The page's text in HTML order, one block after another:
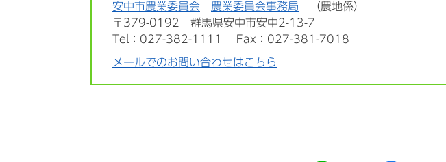
安中市農業委員会 農業委員会事務局
農地係
〒379-0192
群馬県安中市安中2-13-7
Tel：027-382-1111
Fax：027-381-7018
メールでのお問い合わせはこちら